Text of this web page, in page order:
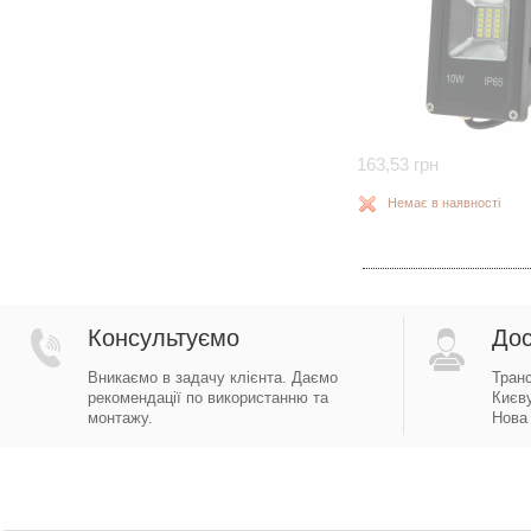
163,53 грн
Немає в наявності
Консультуємо
Вникаємо в задачу клієнта. Даємо
рекомендації по використанню та
монтажу.